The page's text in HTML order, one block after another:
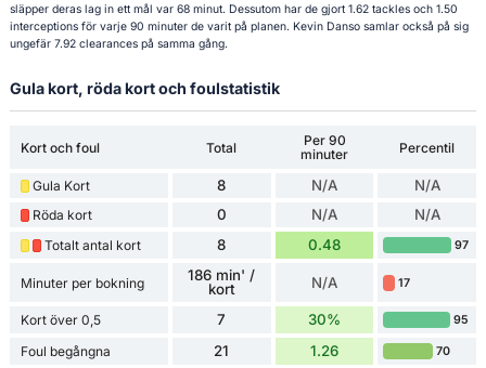
släpper deras lag in ett mål var 68 minut. Dessutom har de gjort 1.62 tackles och 1.50
interceptions för varje 90 minuter de varit på planen. Kevin Danso samlar också på sig
ungefär 7.92 clearances på samma gång.
Gula kort, röda kort och foulstatistik
Kort och foul Total
Per 90
minuter
Percentil
Gula Kort 8 N/A N/A
Röda kort 0 N/A N/A
Totalt antal kort 8 0.48 97
Minuter per bokning
186 min' /
kort
N/A 17
Kort över 0,5 7 30% 95
Foul begångna 21 1.26 70